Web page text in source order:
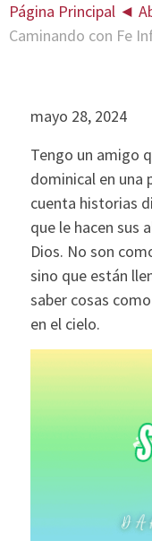
Página Principal ◄
Caminando con Fe
mayo 28, 2024
Tengo un amigo
dominical en una
cuenta historias
que le hacen sus
Dios. No son
sino que están
saber cosas
en el cielo.